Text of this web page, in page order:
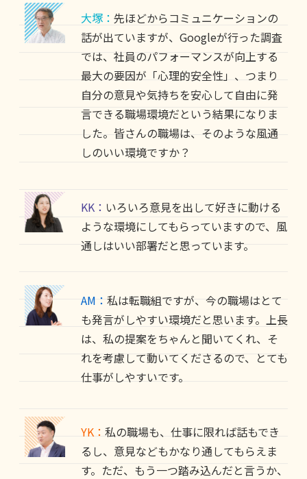
大塚： 先ほどからコミュニケーションの
話が出ていますが、Googleが行った調査
では、社員のパフォーマンスが向上する
最大の要因が「心理的安全性」、つまり
自分の意見や気持ちを安心して自由に発
言できる職場環境だという結果になりま
した。皆さんの職場は、そのような風通
しのいい環境ですか？
KK： いろいろ意見を出して好きに動ける
ような環境にしてもらっていますので、風
通しはいい部署だと思っています。
AM： 私は転職組ですが、今の職場はとて
も発言がしやすい環境だと思います。上長
は、私の提案をちゃんと聞いてくれ、そ
れを考慮して動いてくださるので、とても
仕事がしやすいです。
YK： 私の職場も、仕事に限れば話もでき
るし、意見などもかなり通してもらえま
す。ただ、もう一つ踏み込んだと言うか、